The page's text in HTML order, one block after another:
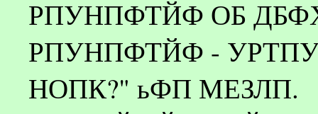
РПУНПФТЙФ ОБ
РПУНПФТЙФ -
НОПК?" ьФП МЕЗЛП.